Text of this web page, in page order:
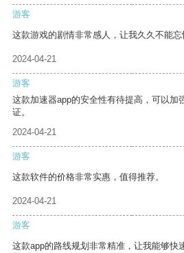
游客
这款游戏的剧情非常感人，让我久久不能忘
2024-04-21
游客
这款加速器app的安全性有待提高，可以加
证。
2024-04-21
游客
这款软件的价格非常实惠，值得推荐。
2024-04-21
游客
这款app的路线规划非常精准，让我能够快